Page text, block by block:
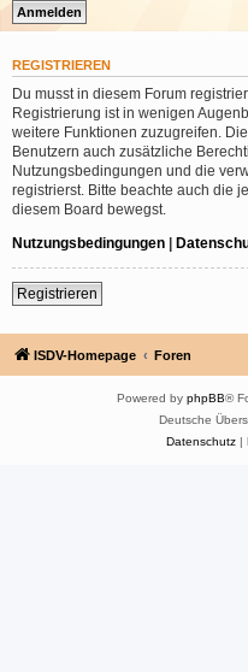
REGISTRIEREN
Du musst in diesem Forum
Registrierung ist in wenigen
weitere Funktionen zuzugreifen.
Benutzern auch zusätzliche
Nutzungsbedingungen und die
registrierst. Bitte beachte auch die
diesem Board bewegst.
Nutzungsbedingungen |
Registrieren
ISDV-Homepage Foren
Powered by phpBB®
Deutsche
Datenschutz|